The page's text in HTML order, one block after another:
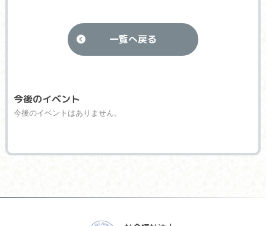
今後のイベント
今後のイベントはありません。
一覧へ戻る